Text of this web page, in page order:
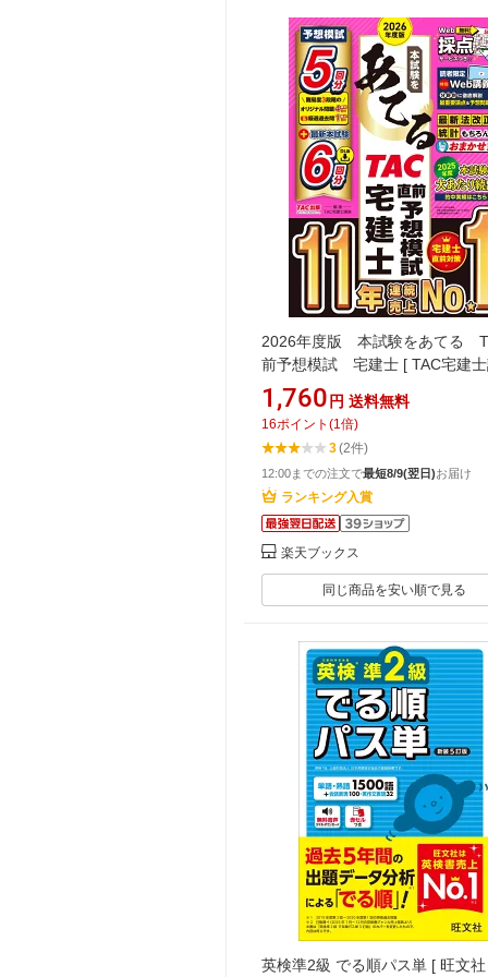
2026年度版 本試験をあてる
前予想模試 宅建士 [ TAC宅建
1,760 円 送料無料
16ポイント (1倍)
3(2件)
12:00までの注文で最短8/9(翌日)お届け
ランキング入賞
楽天ブックス
同じ商品を安い順で見る
英検準2級 でる順パス単 [ 旺文